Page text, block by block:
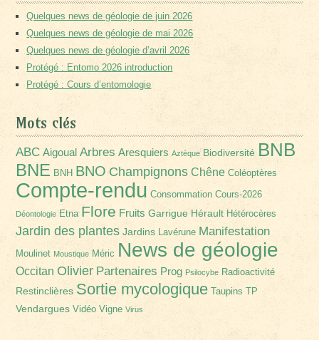
Quelques news de géologie de juin 2026
Quelques news de géologie de mai 2026
Quelques news de géologie d’avril 2026
Protégé : Entomo 2026 introduction
Protégé : Cours d’entomologie
Mots clés
ABC Aigoual Arbres Aresquiers Aztèque Biodiversité BNB
BNE BNH BNO Champignons Chêne Coléoptères
Compte-rendu Consommation Cours-2026
Déontologie Etna Flore Fruits Garrigue Hérault Hétérocères
Jardin des plantes Jardins Lavérune Manifestation
Moulinet Moustique Méric News de géologie
Occitan Olivier Partenaires Prog Psilocybe Radioactivité
Restinclières Sortie mycologique Taupins TP
Vendargues Vidéo Vigne Virus